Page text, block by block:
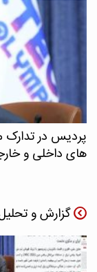
های داخلی و
گزارش و